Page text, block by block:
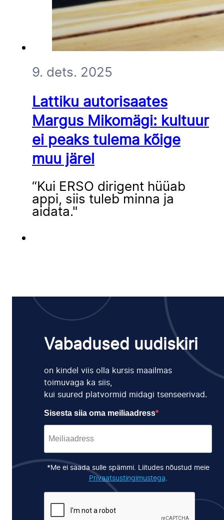
9. dets. 2025
Lattiku autorisaates
Margus Mikomägi: kultuur
ei peaks tulema kõige
muu järel
“Kui ERSO dirigent hüüab
appi, siis tuleb minna ja
aidata."
Vabadused uudiskiri
on kindel viis olla kursis maailmas
toimuvaga ka siis,
kui suured platvormid midagi tsenseerivad.
Sisesta siia oma meiliaadress
*Me ei saada sulle spämmi. Liitudes nõustud meie
Privaatsustingimustega.